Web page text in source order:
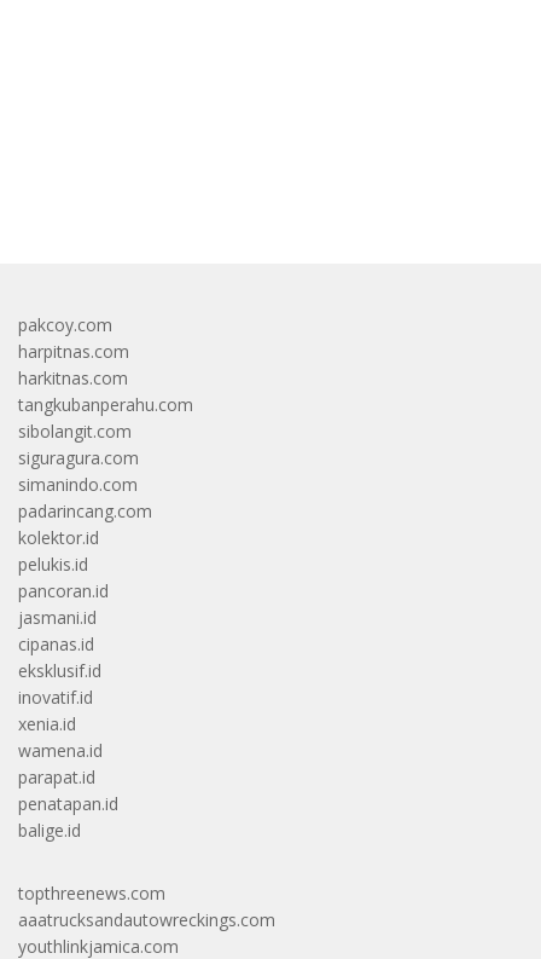
pakcoy.com
harpitnas.com
harkitnas.com
tangkubanperahu.com
sibolangit.com
siguragura.com
simanindo.com
padarincang.com
kolektor.id
pelukis.id
pancoran.id
jasmani.id
cipanas.id
eksklusif.id
inovatif.id
xenia.id
wamena.id
parapat.id
penatapan.id
balige.id
topthreenews.com
aaatrucksandautowreckings.com
youthlinkjamica.com